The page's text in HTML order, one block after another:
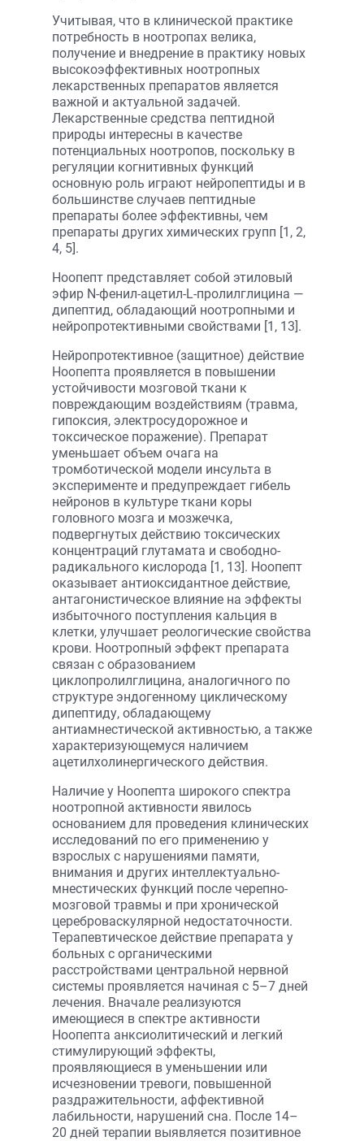
Учитывая, что в клинической практике
потребность в ноотропах велика,
получение и внедрение в практику новых
высокоэффективных ноотропных
лекарственных препаратов является
важной и актуальной задачей.
Лекарственные средства пептидной
природы интересны в качестве
потенциальных ноотропов, поскольку в
регуляции когнитивных функций
основную роль играют нейропептиды и в
большинстве случаев пептидные
препараты более эффективны, чем
препараты других химических групп [1, 2,
4, 5].
Ноопепт представляет собой этиловый
эфир N-фенил-ацетил-L-пролилглицина —
дипептид, обладающий ноотропными и
нейропротективными свойствами [1, 13].
Нейропротективное (защитное) действие
Ноопепта проявляется в повышении
устойчивости мозговой ткани к
повреждающим воздействиям (травма,
гипоксия, электросудорожное и
токсическое поражение). Препарат
уменьшает объем очага на
тромботической модели инсульта в
эксперименте и предупреждает гибель
нейронов в культуре ткани коры
головного мозга и мозжечка,
подвергнутых действию токсических
концентраций глутамата и свободно-
радикального кислорода [1, 13]. Ноопепт
оказывает антиоксидантное действие,
антагонистическое влияние на эффекты
избыточного поступления кальция в
клетки, улучшает реологические свойства
крови. Ноотропный эффект препарата
связан с образованием
циклопролилглицина, аналогичного по
структуре эндогенному циклическому
дипептиду, обладающему
антиамнестической активностью, а также
характеризующемуся наличием
ацетилхолинергического действия.
Наличие у Ноопепта широкого спектра
ноотропной активности явилось
основанием для проведения клинических
исследований по его применению у
взрослых с нарушениями памяти,
внимания и других интеллектуально-
мнестических функций после черепно-
мозговой травмы и при хронической
цереброваскулярной недостаточности.
Терапевтическое действие препарата у
больных с органическими
расстройствами центральной нервной
системы проявляется начиная с 5–7 дней
лечения. Вначале реализуются
имеющиеся в спектре активности
Ноопепта анксиолитический и легкий
стимулирующий эффекты,
проявляющиеся в уменьшении или
исчезновении тревоги, повышенной
раздражительности, аффективной
лабильности, нарушений сна. После 14–
20 дней терапии выявляется позитивное